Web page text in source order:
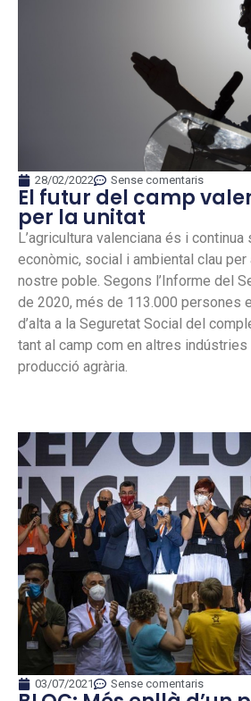
28/02/2022 Sense comentaris
El futur del camp
per la unitat
L’agricultura valenciana és i
econòmic, social i ambiental clau per
nostre poble. Segons l’Informe del
de 2020, més de 113.000 persones
d’alta a la Seguretat Social del
tant al camp com en altres
producció agrària.
03/07/2021 Sense comentaris